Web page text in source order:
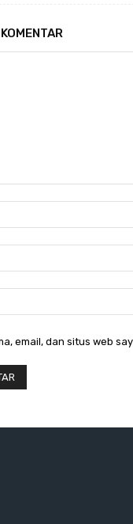
email, dan situs web